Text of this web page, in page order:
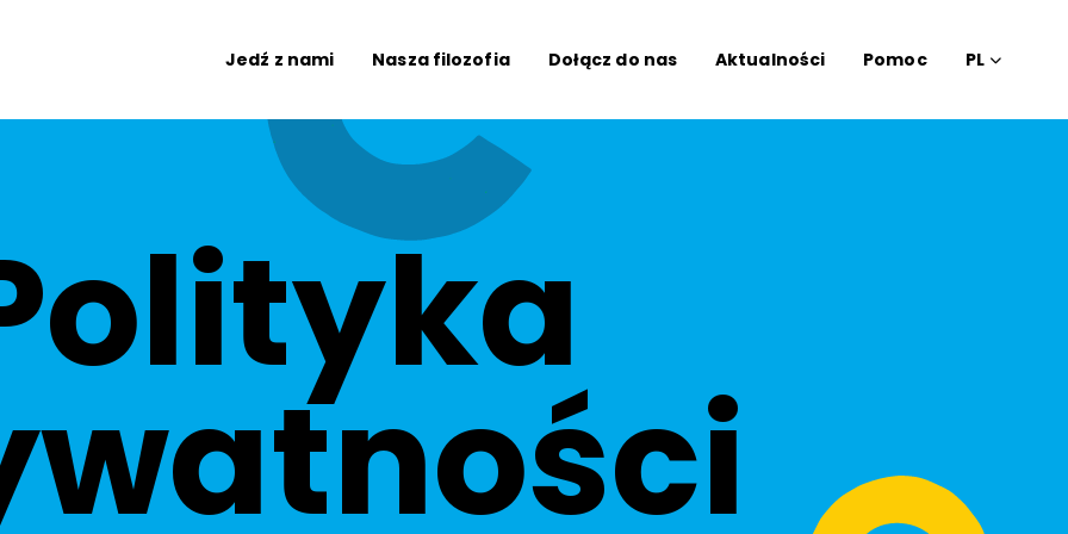
Jedź z nami Nasza filozofia Dołącz do nas Aktualności Pomoc PL